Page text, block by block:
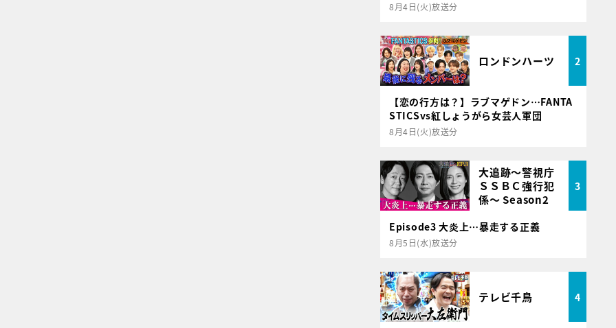
8月4日(火)放送分
ロンドンハーツ 2
【恋の行方は？】ラブマゲドン…FANTA
STICSvs紅しょうがら女芸人軍団
8月4日(火)放送分
大追跡～警視庁
ＳＳＢＣ強行犯
係～ Season2
3
Episode3 大炎上…暴走する正義
8月5日(水)放送分
テレビ千鳥 4